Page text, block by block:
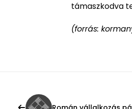
támaszkodva
(forrás: